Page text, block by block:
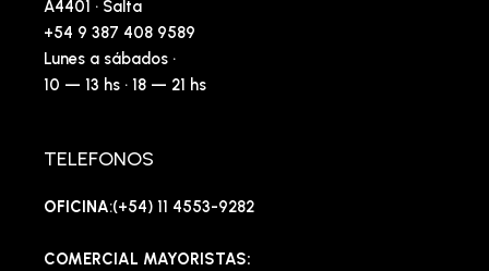
A4401 · Salta
+54 9 387 408 9589
Lunes a sábados ·
10 — 13 hs · 18 — 21 hs
TELEFONOS
OFICINA:(+54) 11 4553-9282
COMERCIAL MAYORISTAS: